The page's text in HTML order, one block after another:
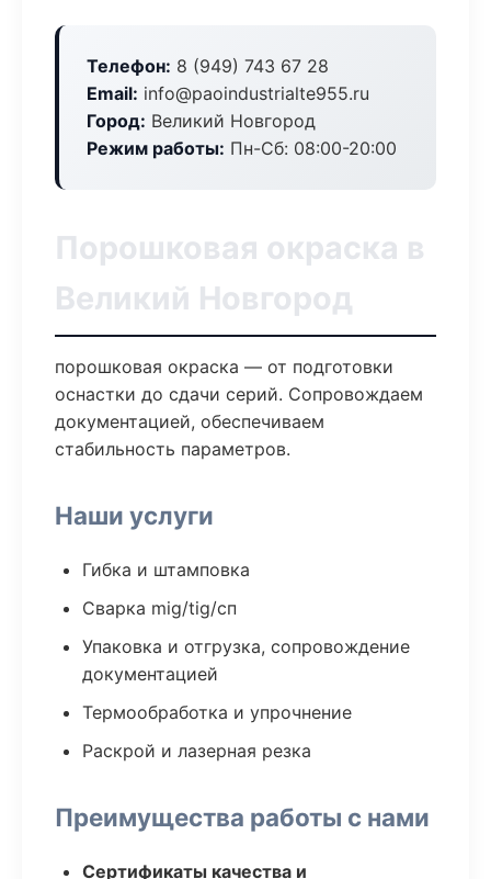
Телефон: 8 (949) 743 67 28
Email: info@paoindustrialte955.ru
Город: Великий Новгород
Режим работы: Пн-Сб: 08:00-20:00
Порошковая окраска в
Великий Новгород
порошковая окраска — от подготовки
оснастки до сдачи серий. Сопровождаем
документацией, обеспечиваем
стабильность параметров.
Наши услуги
Гибка и штамповка
Сварка mig/tig/сп
Упаковка и отгрузка, сопровождение
документацией
Термообработка и упрочнение
Раскрой и лазерная резка
Преимущества работы с нами
Сертификаты качества и